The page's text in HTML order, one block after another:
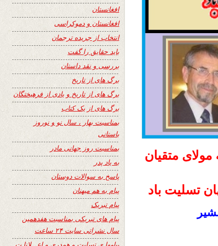
مولای متقیان
تسلیت باد
افغانستان
افغانستان و دموکراسی
انتخاب از جریده ترجمان
باید حقایق را گفت
بررسی و نقد داستان
برگ های از تاریخ
برگ های از تاریخ و یادی از فرهیختگان
برگ های از یک کتاب
بمناسبت بهار ، سال نو و نوروز
باستانی
بمناسبت روز جهانی مادر
به یاد پدر
پاسخ به سوالات دوستان
پیام به هم میهنان
پیام تبریک
پیام های تبریکی بمناسبت هفدهمین
سال نشراتی سایت ۲۴ ساعت